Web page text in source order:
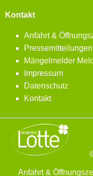
Kontakt
Anfahrt &
Pressemitteilungen
Mängelmelder
Impressum
Datenschutz
Kontakt
Anfahrt &